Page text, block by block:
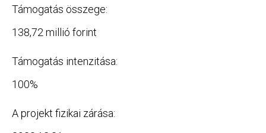
Támogatás összege:
138,72 millió forint
Támogatás intenzitása:
100%
A projekt fizikai zárása: